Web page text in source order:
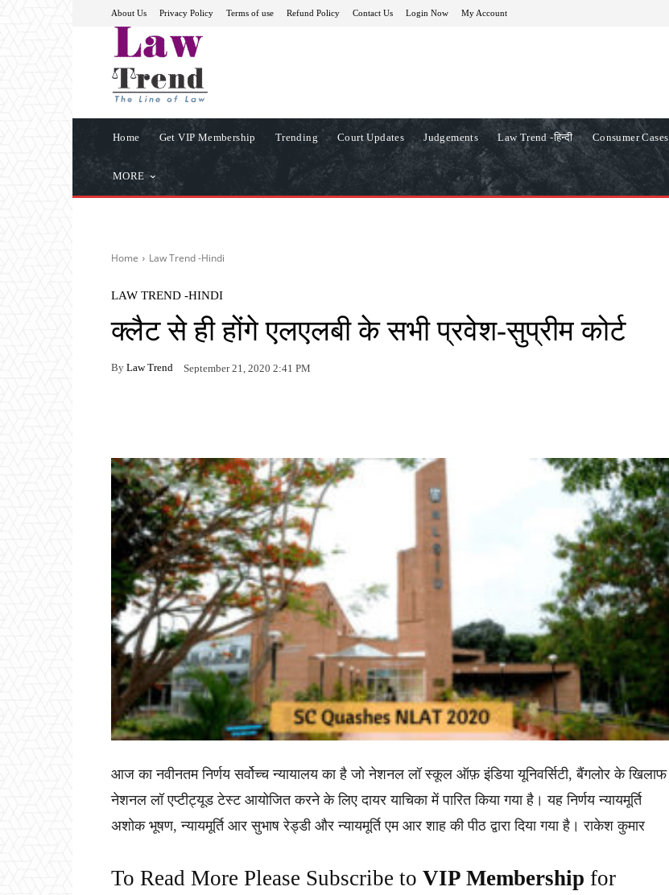
About Us Privacy Policy Terms of use Refund Policy Contact Us Login Now My Account
Home Get VIP Membership Trending Court Updates Judgements Law Trend -हिन्दी Consumer Cases
MORE
Home Law Trend -Hindi
LAW TREND -HINDI
क्लैट से ही होंगे एलएलबी के सभी प्रवेश-सुप्रीम कोर्ट
By Law Trend September 21, 2020 2:41 PM
आज का नवीनतम निर्णय सर्वोच्च न्यायालय का है जो नेशनल लॉ स्कूल ऑफ़ इंडिया यूनिवर्सिटी, बैंगलोर के खिलाफ
नेशनल लॉ एप्टीट्यूड टेस्ट आयोजित करने के लिए दायर याचिका में पारित किया गया है। यह निर्णय न्यायमूर्ति
अशोक भूषण, न्यायमूर्ति आर सुभाष रेड्डी और न्यायमूर्ति एम आर शाह की पीठ द्वारा दिया गया है। राकेश कुमार
To Read More Please Subscribe to VIP Membership for